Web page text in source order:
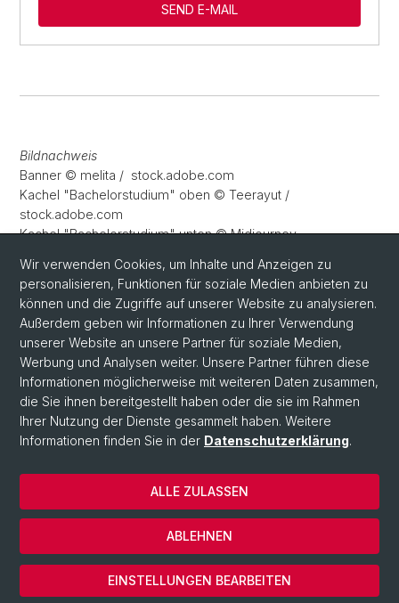
SEND E-MAIL
Bildnachweis
Banner © melita / stock.adobe.com
Kachel "Bachelorstudium" oben © Teerayut /
stock.adobe.com
Kachel "Bachelorstudium" unten © Midjourney
stock.adobe.com
Kachel "Studieninteressierte" © dudlajzov /
stock.adobe.com
© Universität Basel
Datenschutzerklärung
Wir verwenden Cookies, um Inhalte und Anzeigen zu
personalisieren, Funktionen für soziale Medien anbieten zu
können und die Zugriffe auf unserer Website zu analysieren.
Außerdem geben wir Informationen zu Ihrer Verwendung
unserer Website an unsere Partner für soziale Medien,
Werbung und Analysen weiter. Unsere Partner führen diese
Informationen möglicherweise mit weiteren Daten zusammen,
die Sie ihnen bereitgestellt haben oder die sie im Rahmen
Ihrer Nutzung der Dienste gesammelt haben. Weitere
Informationen finden Sie in der Datenschutzerklärung.
EINSTELLUNGEN BEARBEITEN
ABLEHNEN
ALLE ZULASSEN